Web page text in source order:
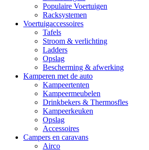
Populaire Voertuigen
Racksystemen
Voertuigaccessoires
Tafels
Stroom & verlichting
Ladders
Opslag
Bescherming & afwerking
Kamperen met de auto
Kampeertenten
Kampeermeubelen
Drinkbekers & Thermosfles
Kampeerkeuken
Opslag
Accessoires
Campers en caravans
Airco